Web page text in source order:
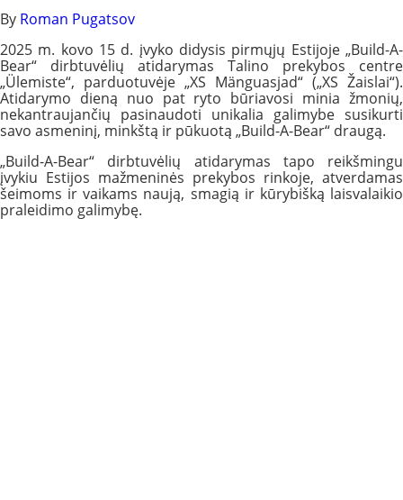
By Roman Pugatsov
2025 m. kovo 15 d. įvyko didysis pirmųjų Estijoje „Build-A-
Bear“ dirbtuvėlių atidarymas Talino prekybos centre
„Ülemiste“, parduotuvėje „XS Mänguasjad“ („XS Žaislai“).
Atidarymo dieną nuo pat ryto būriavosi minia žmonių,
nekantraujančių pasinaudoti unikalia galimybe susikurti
savo asmeninį, minkštą ir pūkuotą „Build-A-Bear“ draugą.
„Build-A-Bear“ dirbtuvėlių atidarymas tapo reikšmingu
įvykiu Estijos mažmeninės prekybos rinkoje, atverdamas
šeimoms ir vaikams naują, smagią ir kūrybišką laisvalaikio
praleidimo galimybę.